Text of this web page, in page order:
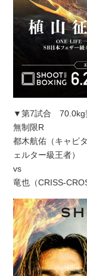
▼第7試合 70.0kg
無制限R
都木航佑（キャピ
ェルター級王者）
vs
竜也（CRISS-